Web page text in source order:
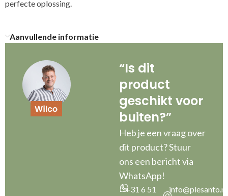
perfecte oplossing.
Aanvullende informatie
“Is dit
product
geschikt voor
buiten?”
Heb je een vraag over
dit product? Stuur
ons een bericht via
WhatsApp!
+31 6 51
info@plesanto.nl